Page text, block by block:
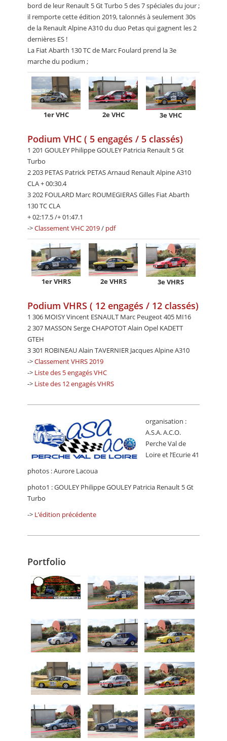
bord de leur Renault 5 Gt Turbo 5 des 7 spéciales du jour ;
il remporte cette édition 2019, talonnés à seulement 30s
de la Renault Alpine A310 du duo Petas qui gagnent les 2
dernières ES !
La Fiat Abarth 130 TC de Marc Foulard prend la 3e
marche du podium ;
1er VHC 2e VHC 3e VHC
Podium VHC ( 5 engagés / 5 classés)
1 201 GOULEY Philippe GOULEY Patricia Renault 5 Gt
Turbo
2 203 PETAS Patrick PETAS Arnaud Renault Alpine A310
CLA + 00:30.4
3 202 FOULARD Marc ROUMEGIERAS Gilles Fiat Abarth
130 TC CLA
+ 02:17.5 /+ 01:47.1
->Classement VHC 2019/ pdf
1er VHRS 2e VHRS 3e VHRS
Podium VHRS ( 12 engagés / 12 classés)
1 306 MOISY Vincent ESNAULT Marc Peugeot 405 MI16
2 307 MASSON Serge CHAPOTOT Alain Opel KADETT
GTEH
3 301 ROBINEAU Alain TAVERNIER Jacques Alpine A310
->Classement VHRS 2019
-> Liste des 5 engagés VHC
-> Liste des 12 engagés VHRS
organisation :
A.S.A. A.C.O.
Perche Val de
Loire et l’Ecurie 41
photos : Aurore Lacoua
photo1 : GOULEY Philippe GOULEY Patricia Renault 5 Gt
Turbo
-> L’édition précédente
Portfolio